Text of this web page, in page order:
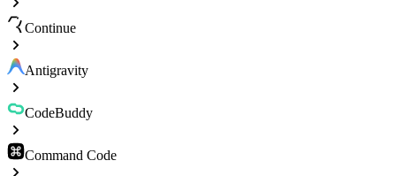
Continue
Antigravity
CodeBuddy
Command Code